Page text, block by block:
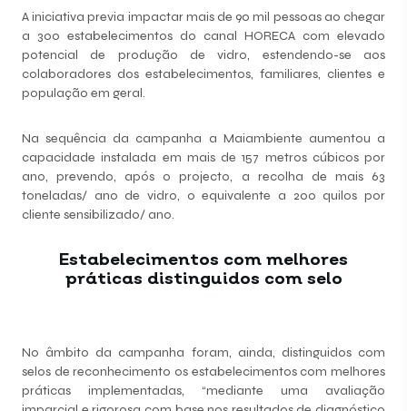
A iniciativa previa impactar mais de 90 mil pessoas ao chegar
a 300 estabelecimentos do canal HORECA com elevado
potencial de produção de vidro, estendendo-se aos
colaboradores dos estabelecimentos, familiares, clientes e
população em geral.
Na sequência da campanha a Maiambiente aumentou a
capacidade instalada em mais de 157 metros cúbicos por
ano, prevendo, após o projecto, a recolha de mais 63
toneladas/ ano de vidro, o equivalente a 200 quilos por
cliente sensibilizado/ ano.
Estabelecimentos com melhores
práticas distinguidos com selo
No âmbito da campanha foram, ainda, distinguidos com
selos de reconhecimento os estabelecimentos com melhores
práticas implementadas, “mediante uma avaliação